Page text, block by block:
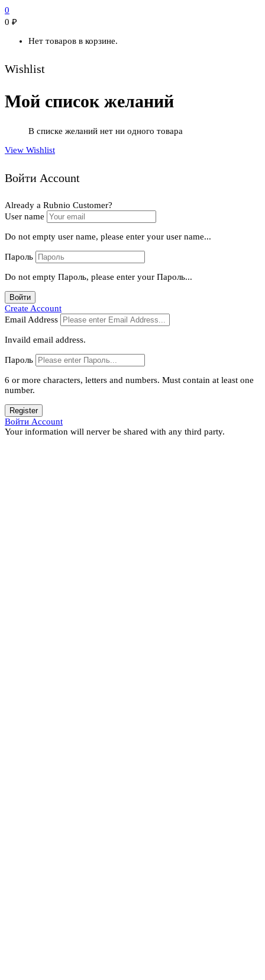
0
0 ₽
Нет товаров в корзине.
Wishlist
Мой список желаний
В списке желаний нет ни одного товара
View Wishlist
Войти Account
Already a Rubnio Customer?
User name
Do not empty user name, please enter your user name...
Пароль
Do not empty Пароль, please enter your Пароль...
Войти
Create Account
Email Address
Invaild email address.
Пароль
6 or more characters, letters and numbers. Must contain at least one
number.
Register
Войти Account
Your information will nerver be shared with any third party.